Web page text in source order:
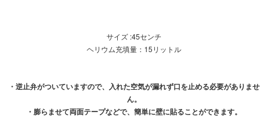
サイズ :45センチ
ヘリウム充填量：15リットル
・逆止弁がついていますので、入れた空気が漏れず口を止める必要がありませ
ん。
・膨らませて両面テープなどで、簡単に壁に貼ることができます。